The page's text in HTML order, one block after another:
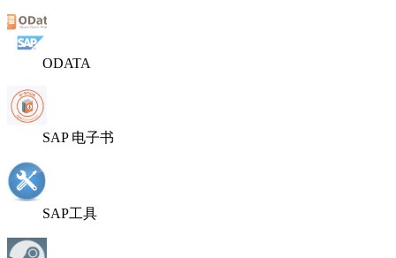
ODATA
SAP 电子书
SAP工具